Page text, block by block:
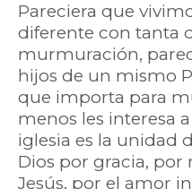
Pareciera que
diferente con tanta
murmuración,
hijos de un mismo
que importa para
menos les interesa
iglesia es la unidad
Dios por gracia, por
Jesús, por el amor